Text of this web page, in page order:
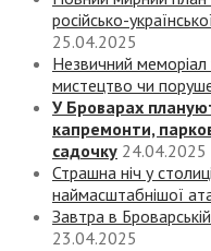
російсько-
25.04.2025
Незвичний меморіал
мистецтво чи
У Броварах
капремонти,
садочку 24.04.2025
Страшна ніч у
наймасштабнішої
Завтра в
23.04.2025